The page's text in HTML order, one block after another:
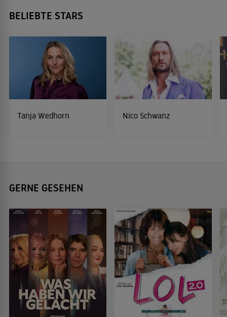
BELIEBTE STARS
Tanja Wedhorn Nico Schwanz
GERNE GESEHEN